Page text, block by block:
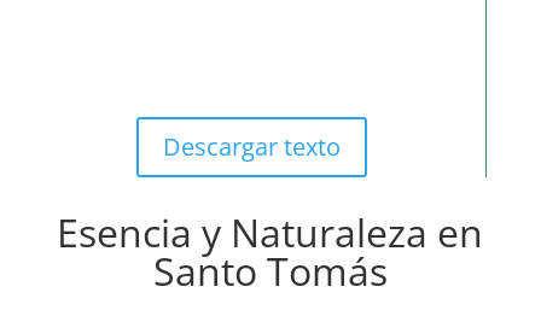
Descargar texto
Esencia y Naturaleza en
Santo Tomás